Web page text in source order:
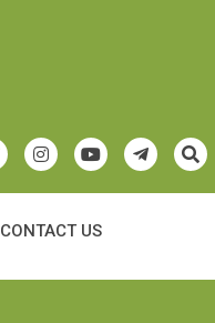
CONTACT US